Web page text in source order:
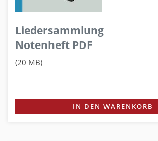
Liedersammlung
Notenheft PDF
(20 MB)
IN DEN WARENKORB